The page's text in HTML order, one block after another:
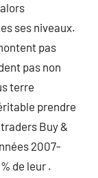
ses niveaux.
pas
pas non
terre
prendre
Buy &
2007-
de leur .